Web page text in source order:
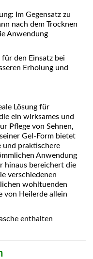
Im Gegensatz zu
nach dem Trocknen
Anwendung
den Einsatz bei
Erholung und
Lösung für
ein wirksames und
Pflege von Sehnen,
Gel-Form bietet
und praktischere
Anwendung
hinaus bereichert die
verschiedenen
wohltuenden
von Heilerde allein
enthalten